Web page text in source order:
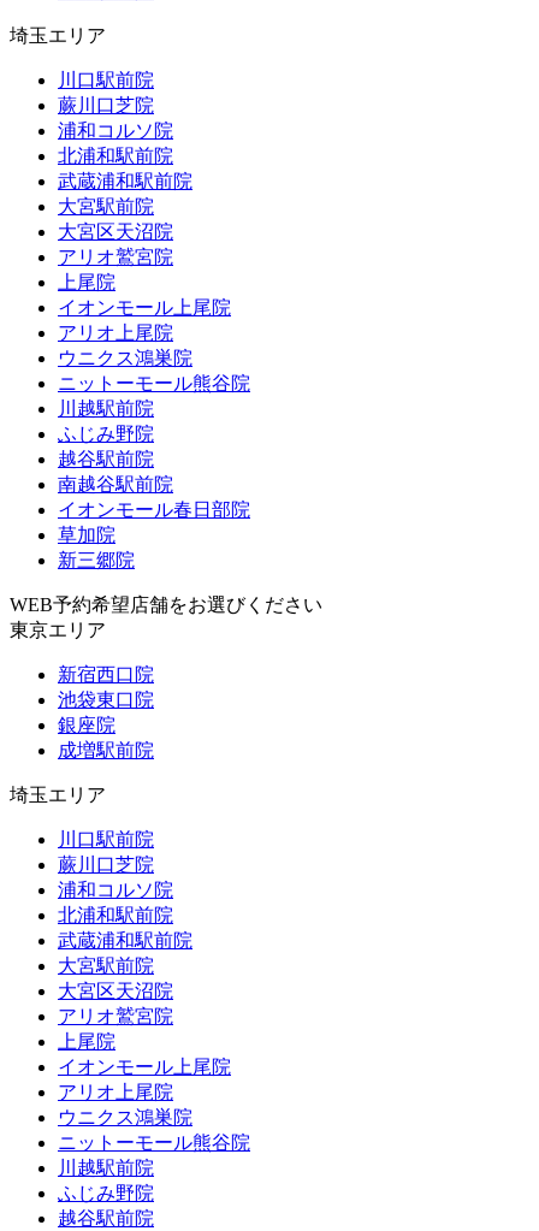
埼玉エリア
川口駅前院
蕨川口芝院
浦和コルソ院
北浦和駅前院
武蔵浦和駅前院
大宮駅前院
大宮区天沼院
アリオ鷲宮院
上尾院
イオンモール上尾院
アリオ上尾院
ウニクス鴻巣院
ニットーモール熊谷院
川越駅前院
ふじみ野院
越谷駅前院
南越谷駅前院
イオンモール春日部院
草加院
新三郷院
WEB予約希望店舗をお選びください
東京エリア
新宿西口院
池袋東口院
銀座院
成増駅前院
埼玉エリア
川口駅前院
蕨川口芝院
浦和コルソ院
北浦和駅前院
武蔵浦和駅前院
大宮駅前院
大宮区天沼院
アリオ鷲宮院
上尾院
イオンモール上尾院
アリオ上尾院
ウニクス鴻巣院
ニットーモール熊谷院
川越駅前院
ふじみ野院
越谷駅前院